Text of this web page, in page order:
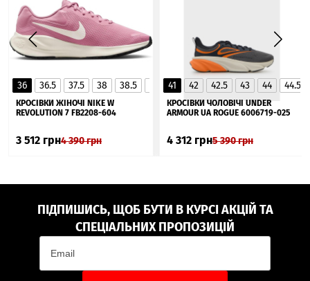
36 36.5 37.5 38 38.5 40 40.5
41
▲
КРОСІВКИ ЖІНОЧІ NIKE W
REVOLUTION 7 FB2208-604
3 512 грн4 390грн
41 42 42.5 43 44 44.5
КРОСІВКИ ЧОЛОВІЧІ UNDER
ARMOUR UA ROGUE 6006719-025
4 312 грн5 390грн
ПІДПИШИСЬ, ЩОБ БУТИ В КУРСІ АКЦІЙ ТА
СПЕЦІАЛЬНИХ ПРОПОЗИЦІЙ